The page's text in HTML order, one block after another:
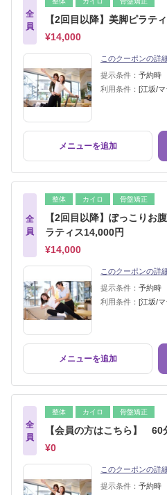
全
員
【2回目以降】美脚ピラテ
¥14,000
このクーポンの詳
提示条件： 予約時
利用条件： [江坂/
メニューを追加
全
員
整体 カイロ 骨盤矯正
【2回目以降】ぽっこりお
ラティス14,000円
¥14,000
このクーポンの詳
提示条件： 予約時
利用条件： [江坂/
メニューを追加
全
員
整体 カイロ 骨盤矯正
【会員の方はこちら】 60
¥0
このクーポンの詳
提示条件： 予約時